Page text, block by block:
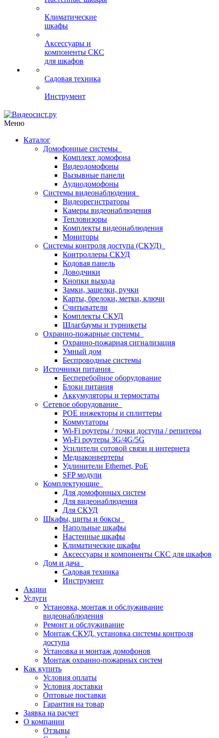
Климатические
шкафы
Аксессуары и
компоненты СКС
для шкафов
Садовая техника
Инструмент
Меню
Каталог
Домофонные системы
Комплект домофона
Видеодомофоны
Вызывные панели
Аудиодомофоны
Системы видеонаблюдения
Видеорегистраторы
Камеры видеонаблюдения
Тепловизоры
Комплекты видеонаблюдения
Мониторы
Системы контроля доступа (СКУД)
Контроллеры СКУД
Кодовая панель
Доводчики
Кнопки выхода
Замки, защелки, ручки
Карты, брелоки, метки, ключи
Считыватели
Комплекты СКУД
Шлагбаумы и турникеты
Охранно-пожарные системы
Охранно-пожарная сигнализация
Умный дом
Беспроводные системы
Источники питания
Бесперебойное оборудование
Блоки питания
Аккумуляторы и термостаты
Сетевое оборудование
POE инжекторы и сплиттеры
Коммутаторы
Wi-Fi роутеры / точки доступа / репитеры
Wi-Fi роутеры 3G/4G/5G
Усилители сотовой связи и интернета
Медиаконвертеры
Удлинители Ethernet, PoE
SFP модули
Комплектующие
Для домофонных систем
Для видеонаблюдения
Для СКУД
Шкафы, щиты и боксы
Напольные шкафы
Настенные шкафы
Климатические шкафы
Аксессуары и компоненты СКС для шкафов
Дом и дача
Садовая техника
Инструмент
Акции
Услуги
Установка, монтаж и обслуживание
видеонаблюдения
Ремонт и обслуживание
Монтаж СКУД, установка системы контроля
доступа
Установка и монтаж домофонов
Монтаж охранно-пожарных систем
Как купить
Условия оплаты
Условия доставки
Оптовые поставки
Гарантия на товар
Заявка на расчет
О компании
Отзывы